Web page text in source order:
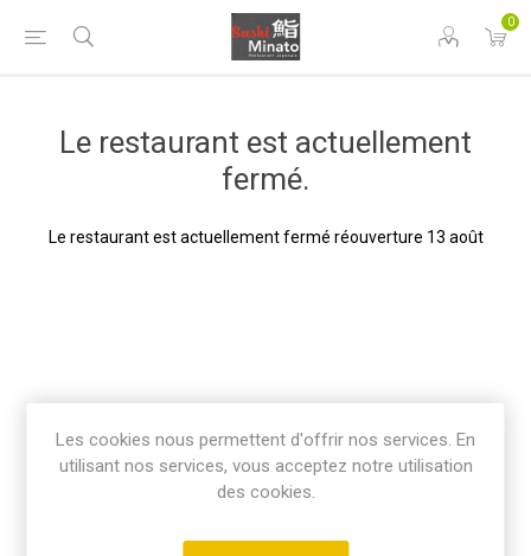
0
Le restaurant est actuellement
fermé.
Le restaurant est actuellement fermé réouverture 13 août
Les cookies nous permettent d'offrir nos services. En
utilisant nos services, vous acceptez notre utilisation
des cookies.